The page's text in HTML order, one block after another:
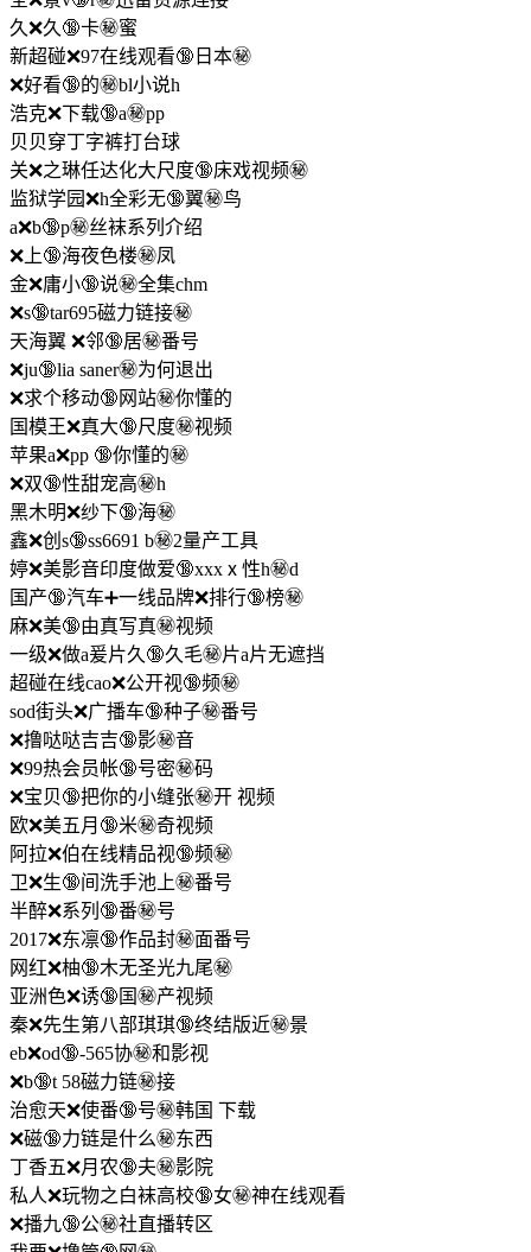
久❌久🔞卡㊙️蜜
新超碰❌97在线观看🔞日本㊙️
❌好看🔞的㊙️bl小说h
浩克❌下载🔞a㊙️pp
贝贝穿丁字裤打台球
关❌之琳任达化大尺度🔞床戏视频㊙️
监狱学园❌h全彩无🔞翼㊙️鸟
a❌b🔞p㊙️丝袜系列介绍
❌上🔞海夜色楼㊙️凤
金❌庸小🔞说㊙️全集chm
❌s🔞tar695磁力链接㊙️
天海翼 ❌邻🔞居㊙️番号
❌ju🔞lia saner㊙️为何退出
❌求个移动🔞网站㊙️你懂的
国模王❌真大🔞尺度㊙️视频
苹果a❌pp 🔞你懂的㊙️
❌双🔞性甜宠高㊙️h
黑木明❌纱下🔞海㊙️
鑫❌创s🔞ss6691 b㊙️2量产工具
婷❌美影音印度做爱🔞xxxⅹ性h㊙️d
国产🔞汽车➕一线品牌❌排行🔞榜㊙️
麻❌美🔞由真写真㊙️视频
一级❌做a爰片久🔞久毛㊙️片a片无遮挡
超碰在线cao❌公开视🔞频㊙️
sod街头❌广播车🔞种子㊙️番号
❌撸哒哒吉吉🔞影㊙️音
❌99热会员帐🔞号密㊙️码
❌宝贝🔞把你的小缝张㊙️开 视频
欧❌美五月🔞米㊙️奇视频
阿拉❌伯在线精品视🔞频㊙️
卫❌生🔞间洗手池上㊙️番号
半醉❌系列🔞番㊙️号
2017❌东凛🔞作品封㊙️面番号
网红❌柚🔞木无圣光九尾㊙️
亚洲色❌诱🔞国㊙️产视频
秦❌先生第八部琪琪🔞终结版近㊙️景
eb❌od🔞-565协㊙️和影视
❌b🔞t 58磁力链㊙️接
治愈天❌使番🔞号㊙️韩国 下载
❌磁🔞力链是什么㊙️东西
丁香五❌月农🔞夫㊙️影院
私人❌玩物之白袜高校🔞女㊙️神在线观看
❌播九🔞公㊙️社直播转区